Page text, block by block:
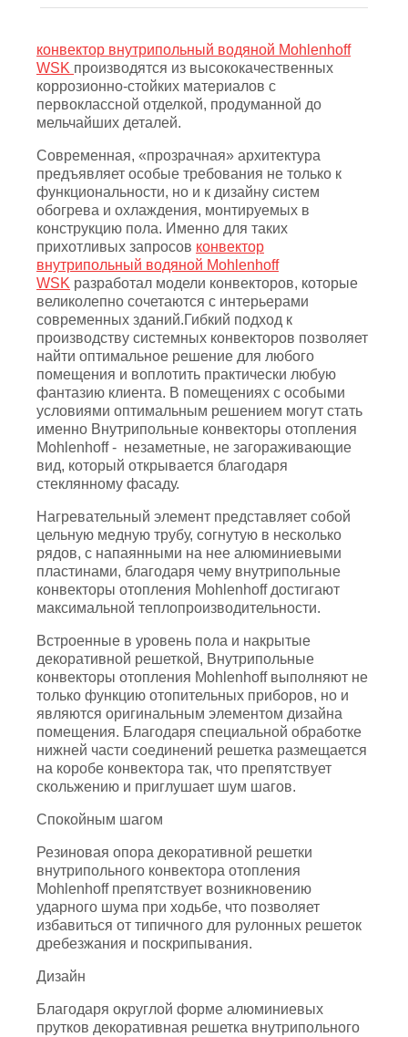
конвектор внутрипольный водяной Mohlenhoff
WSK производятся из высококачественных
коррозионно-стойких материалов с
первоклассной отделкой, продуманной до
мельчайших деталей.
Современная, «прозрачная» архитектура
предъявляет особые требования не только к
функциональности, но и к дизайну систем
обогрева и охлаждения, монтируемых в
конструкцию пола. Именно для таких
прихотливых запросов конвектор
внутрипольный водяной Mohlenhoff
WSK разработал модели конвекторов, которые
великолепно сочетаются с интерьерами
современных зданий.Гибкий подход к
производству системных конвекторов позволяет
найти оптимальное решение для любого
помещения и воплотить практически любую
фантазию клиента. В помещениях с особыми
условиями оптимальным решением могут стать
именно Внутрипольные конвекторы отопления
Mohlenhoff - незаметные, не загораживающие
вид, который открывается благодаря
стеклянному фасаду.
Нагревательный элемент представляет собой
цельную медную трубу, согнутую в несколько
рядов, с напаянными на нее алюминиевыми
пластинами, благодаря чему внутрипольные
конвекторы отопления Mohlenhoff достигают
максимальной теплопроизводительности.
Встроенные в уровень пола и накрытые
декоративной решеткой, Внутрипольные
конвекторы отопления Mohlenhoff выполняют не
только функцию отопительных приборов, но и
являются оригинальным элементом дизайна
помещения. Благодаря специальной обработке
нижней части соединений решетка размещается
на коробе конвектора так, что препятствует
скольжению и приглушает шум шагов.
Спокойным шагом
Резиновая опора декоративной решетки
внутрипольного конвектора отопления
Mohlenhoff препятствует возникновению
ударного шума при ходьбе, что позволяет
избавиться от типичного для рулонных решеток
дребезжания и поскрипывания.
Дизайн
Благодаря округлой форме алюминиевых
прутков декоративная решетка внутрипольного